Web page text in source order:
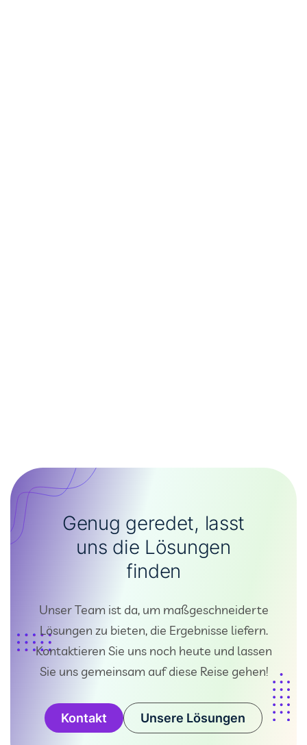
Genug geredet, lasst
uns die Lösungen
finden
Unser Team ist da, um maßgeschneiderte
Lösungen zu bieten, die Ergebnisse liefern.
Kontaktieren Sie uns noch heute und lassen
Sie uns gemeinsam auf diese Reise gehen!
Kontakt Unsere Lösungen